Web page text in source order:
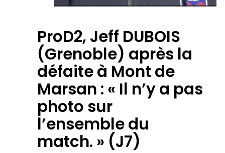
ProD2, Jeff DUBOIS
(Grenoble) après la
défaite à Mont de
Marsan : « Il n’y a pas
photo sur
l’ensemble du
match. » (J7)